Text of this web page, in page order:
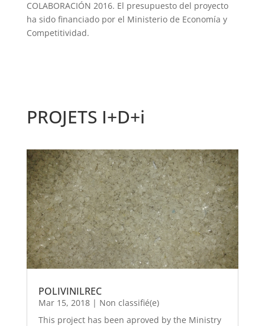
COLABORACIÓN 2016. El presupuesto del proyecto
ha sido financiado por el Ministerio de Economía y
Competitividad.
PROJETS I+D+i
POLIVINILREC
Mar 15, 2018| Non classifié(e)
This project has been aproved by the Ministry